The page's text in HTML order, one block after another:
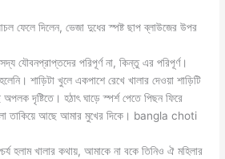
ফেলে দিলেন, ভেজা দুধের স্পষ্ট ছাপ ব্লাউজের উপর
যৌবনপ্রাপ্তদের পরিপূর্ণ না, কিন্তু এর পরিপূর্ণ।
শাড়িটা খুলে একপাশে রেখে খালার দেওয়া শাড়িটি
দৃষ্টিতে। হঠাৎ ঘাড়ে স্পর্শ পেতে পিছন ফিরে
তাকিয়ে আছে আমার মুখের দিকে। bangla choti
হলাম খালার কথায়, আমাকে না বকে তিনিও ঐ মহিলার